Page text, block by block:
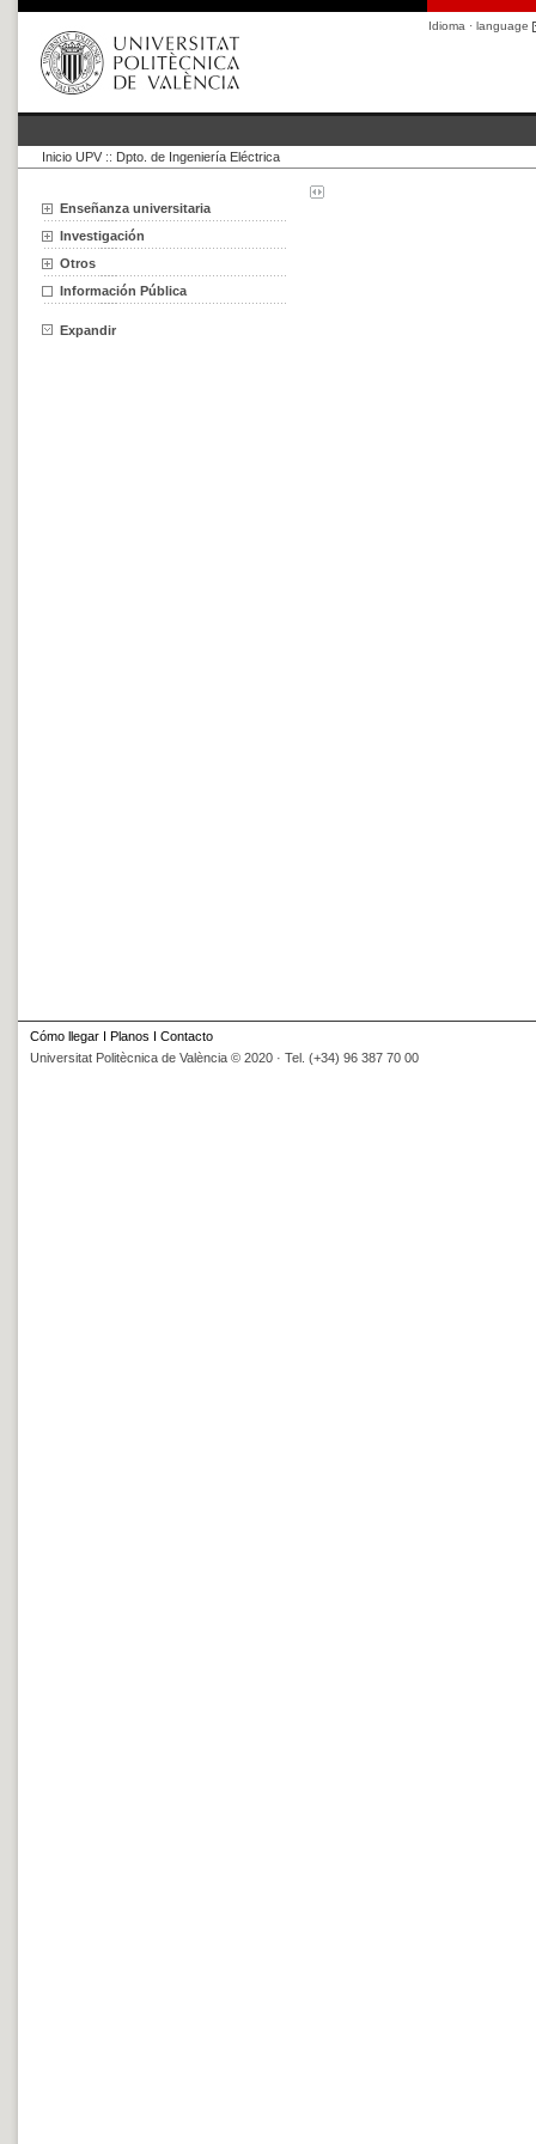
Idioma · language
Inicio UPV :: Dpto. de Ingeniería Eléctrica
Enseñanza universitaria
Investigación
Otros
Información Pública
Expandir
Cómo llegar I Planos I Contacto
Universitat Politècnica de València © 2020 · Tel. (+34) 96 387 70 00